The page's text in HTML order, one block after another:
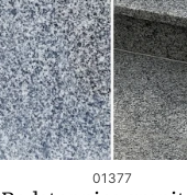
Kod produktu
01377